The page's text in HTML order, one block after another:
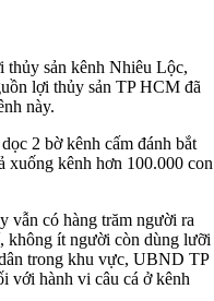
thủy sản kênh Nhiêu Lộc,
lợi thủy sản TP HCM đã
này.
2 bờ kênh cấm đánh bắt
xuống kênh hơn 100.000 con
vẫn có hàng trăm người ra
không ít người còn dùng lưỡi
trong khu vực, UBND TP
với hành vi câu cá ở kênh